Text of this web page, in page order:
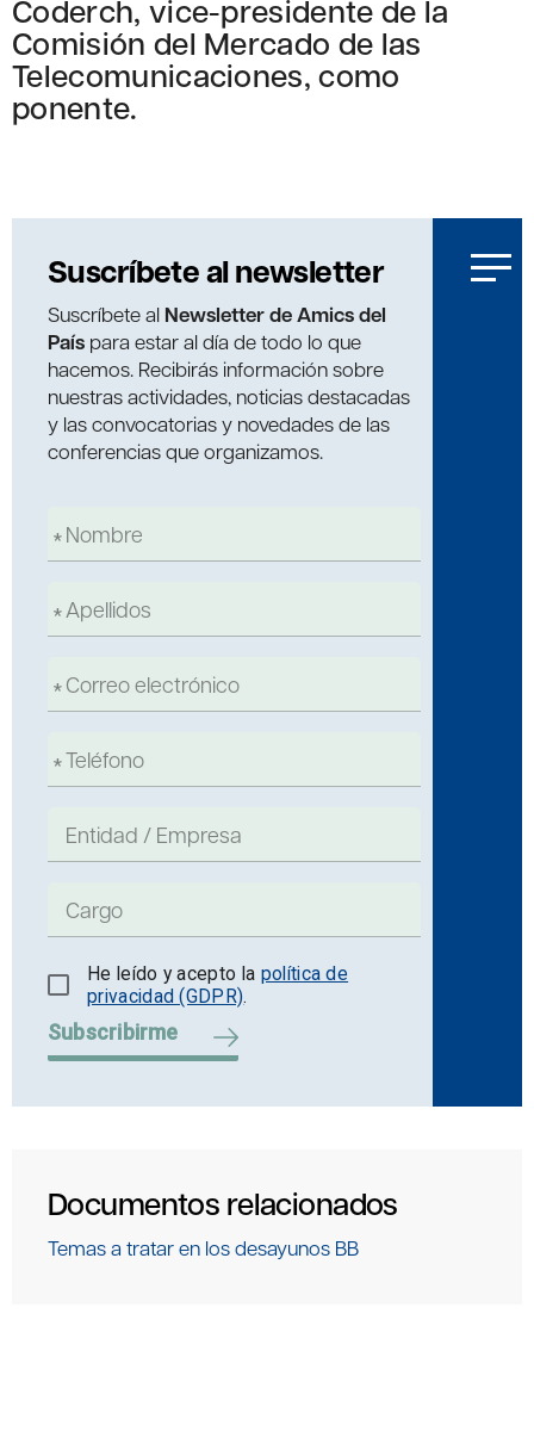
Coderch, vice-presidente de la
Comisión del Mercado de las
Telecomunicaciones, como
ponente.
Suscríbete al newsletter
Suscríbete al Newsletter de Amics del
País para estar al día de todo lo que
hacemos. Recibirás información sobre
nuestras actividades, noticias destacadas
y las convocatorias y novedades de las
conferencias que organizamos.
He leído y acepto la política de
privacidad (GDPR).
Subscribirme
Documentos relacionados
Temas a tratar en los desayunos BB